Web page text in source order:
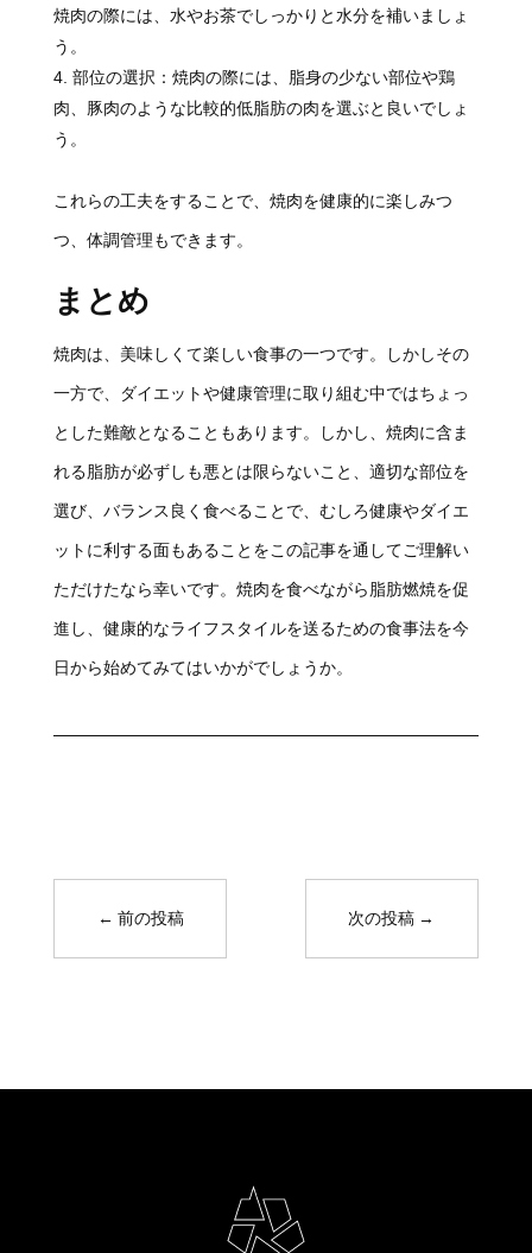
焼肉の際には、水やお茶でしっかりと水分を補いましょ
う。
部位の選択：焼肉の際には、脂身の少ない部位や鶏
肉、豚肉のような比較的低脂肪の肉を選ぶと良いでしょ
う。
これらの工夫をすることで、焼肉を健康的に楽しみつ
つ、体調管理もできます。
まとめ
焼肉は、美味しくて楽しい食事の一つです。しかしその
一方で、ダイエットや健康管理に取り組む中ではちょっ
とした難敵となることもあります。しかし、焼肉に含ま
れる脂肪が必ずしも悪とは限らないこと、適切な部位を
選び、バランス良く食べることで、むしろ健康やダイエ
ットに利する面もあることをこの記事を通してご理解い
ただけたなら幸いです。焼肉を食べながら脂肪燃焼を促
進し、健康的なライフスタイルを送るための食事法を今
日から始めてみてはいかがでしょうか。
← 前の投稿 次の投稿 →